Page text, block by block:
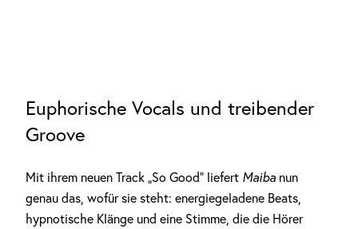
Euphorische Vocals und treibender
Groove
Mit ihrem neuen Track „So Good“ liefert Maiba nun
genau das, wofür sie steht: energiegeladene Beats,
hypnotische Klänge und eine Stimme, die die Hörer